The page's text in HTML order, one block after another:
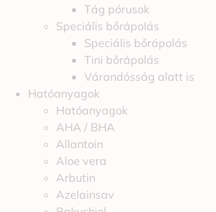
Tág pórusok
Speciális bőrápolás
Speciális bőrápolás
Tini bőrápolás
Várandósság alatt is
Hatóanyagok
Hatóanyagok
AHA / BHA
Allantoin
Aloe vera
Arbutin
Azelainsav